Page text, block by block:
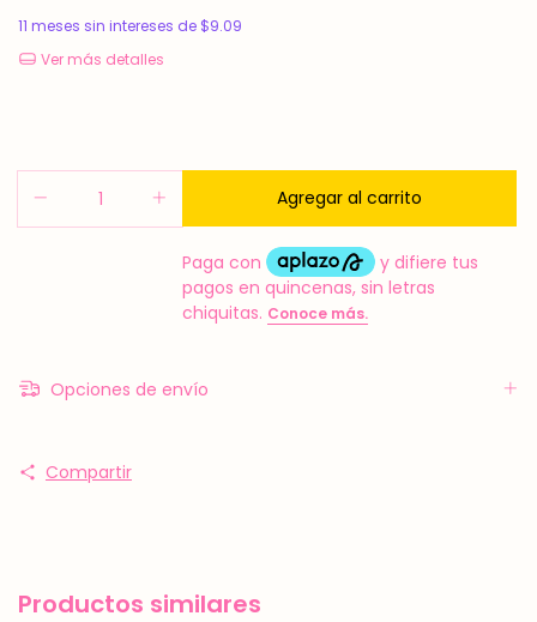
11 meses sin intereses de $9.09
Ver más detalles
Opciones de envío
Compartir
Productos similares